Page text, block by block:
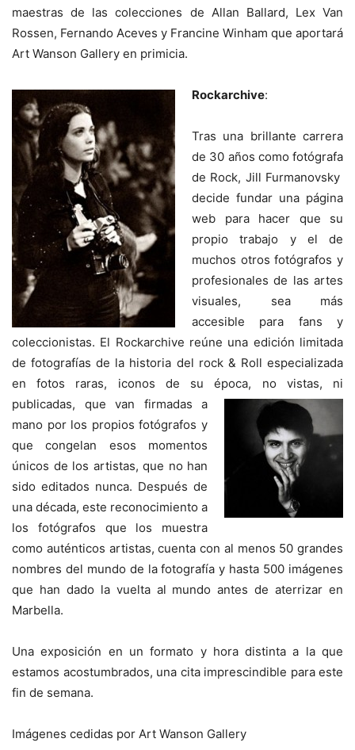
maestras de las colecciones de Allan Ballard, Lex Van
Rossen, Fernando Aceves y Francine Winham que aportará
Art Wanson Gallery en primicia.
Rockarchive:
Tras una brillante carrera
de 30 años como fotógrafa
de Rock, Jill Furmanovsky
decide fundar una página
web para hacer que su
propio trabajo y el de
muchos otros fotógrafos y
profesionales de las artes
visuales, sea más
accesible para fans y
coleccionistas. El Rockarchive reúne una edición limitada
de fotografías de la historia del rock & Roll especializada
en fotos raras, iconos de su época, no vistas, ni
publicadas, que van firmadas a
mano por los propios fotógrafos y
que congelan esos momentos
únicos de los artistas, que no han
sido editados nunca. Después de
una década, este reconocimiento a
los fotógrafos que los muestra
como auténticos artistas, cuenta con al menos 50 grandes
nombres del mundo de la fotografía y hasta 500 imágenes
que han dado la vuelta al mundo antes de aterrizar en
Marbella.
Una exposición en un formato y hora distinta a la que
estamos acostumbrados, una cita imprescindible para este
fin de semana.
Imágenes cedidas por Art Wanson Gallery